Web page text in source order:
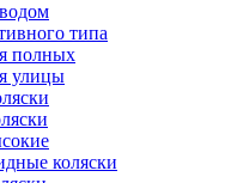
типа
полных
улицы
коляски